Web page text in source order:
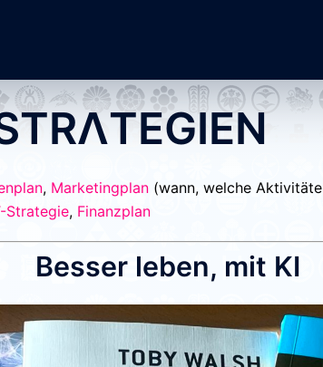
, Marketingplan (wann, welche
Strategie, Finanzplan
Besser leben, mit KI